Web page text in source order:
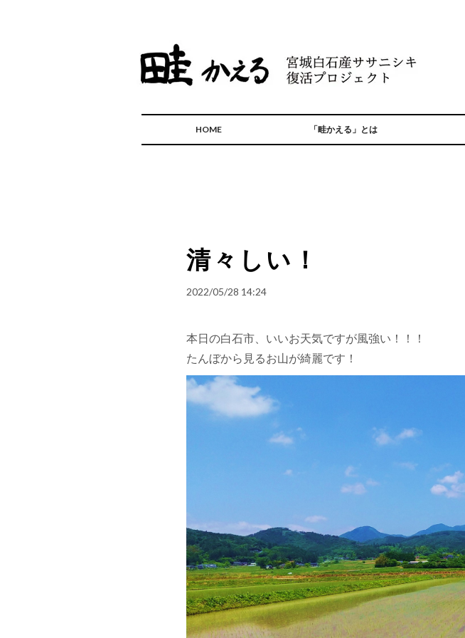
HOME 「畦かえる」とは
清々しい！
2022/05/28 14:24
本日の白石市、いいお天気ですが風強い！！！
たんぼから見るお山が綺麗です！